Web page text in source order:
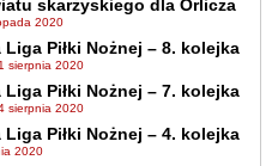
skarżyskiego dla Orlicza
2020
Piłki Nożnej – 8. kolejka
sierpnia 2020
Piłki Nożnej – 7. kolejka
sierpnia 2020
Piłki Nożnej – 4. kolejka
2020